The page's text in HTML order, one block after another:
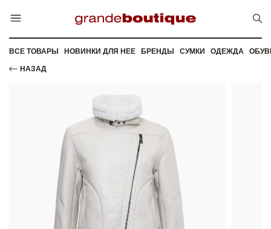
ВСЕ ТОВАРЫ НОВИНКИ ДЛЯ НЕЕ БРЕНДЫ СУМКИ ОДЕЖДА
НАЗАД